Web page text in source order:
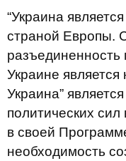
“Украина
страной Европы.
разъединенность
Украине
Украина”
политических сил
в своей
необходимость